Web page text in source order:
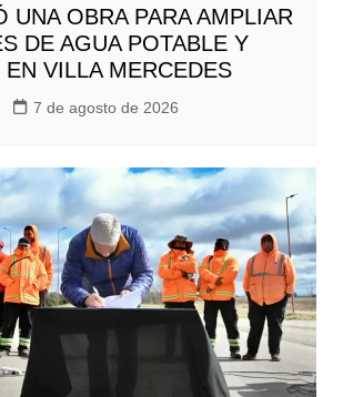
UNA OBRA PARA AMPLIAR
DE AGUA POTABLE Y
EN VILLA MERCEDES
7 de agosto de 2026